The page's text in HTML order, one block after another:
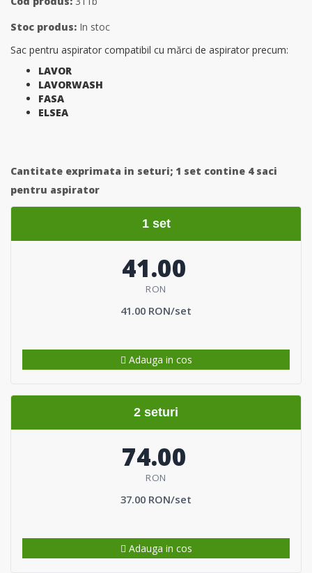
Stoc produs: In stoc
Sac pentru aspirator compatibil cu mărci de aspirator precum:
LAVOR
LAVORWASH
FASA
ELSEA
Cantitate exprimata in seturi; 1 set contine 4 saci
pentru aspirator
1 set
41.00
RON
41.00 RON/set
Adauga in cos
2 seturi
74.00
RON
37.00 RON/set
Adauga in cos